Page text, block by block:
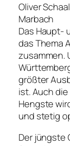
Oliver
Marbach
Das Haupt-
das Thema
zusammen.
größter
ist. Auch
Hengste
und stetig
Der jüngste